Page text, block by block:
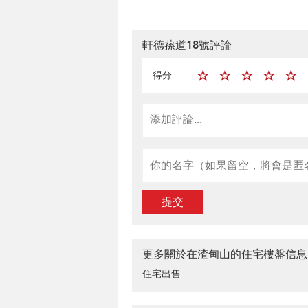
軒德蓀道18號評論
得分
提交
更多關於在渣甸山的住宅樓盤信息
住宅出售